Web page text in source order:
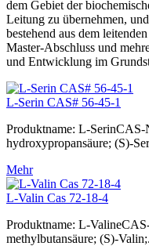
dem Gebiet der
Leitung zu übernehmen,
bestehend aus dem
Master-Abschluss und
und Entwicklung im
L-Serin CAS# 56-45-1
Produktname: L-
hydroxypropansäure; (S)-
Mehr
L-Valin Cas 72-18-4
Produktname: L-
methylbutansäure; (S)-